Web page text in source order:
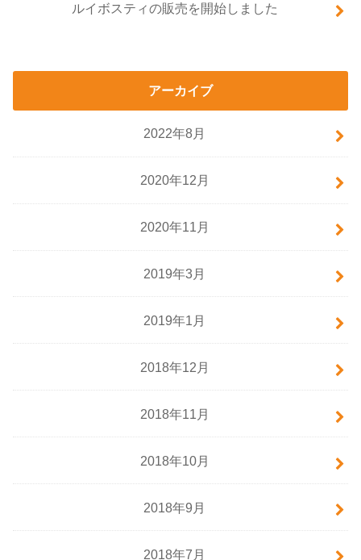
ルイボスティの販売を開始しました
アーカイブ
2022年8月
2020年12月
2020年11月
2019年3月
2019年1月
2018年12月
2018年11月
2018年10月
2018年9月
2018年7月